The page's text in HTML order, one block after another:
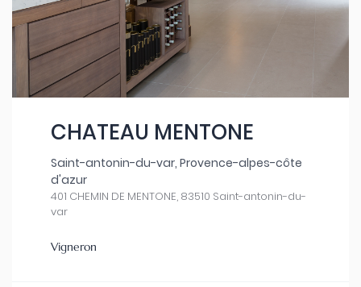
CHATEAU MENTONE
Saint-antonin-du-var, Provence-alpes-côte
d'azur
401 CHEMIN DE MENTONE, 83510 Saint-antonin-du-
var
Vigneron